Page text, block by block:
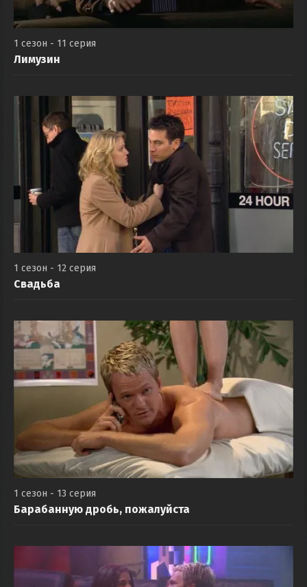
1 сезон - 11 серия
Лимузин
1 сезон - 12 серия
Свадьба
1 сезон - 13 серия
Барабанную дробь, пожалуйста